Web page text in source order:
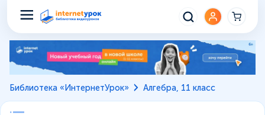
Библиотека «ИнтернетУрок» Алгебра, 11 класс